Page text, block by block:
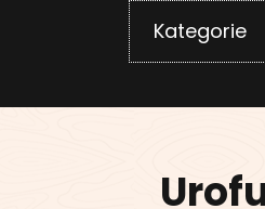
Kategorie